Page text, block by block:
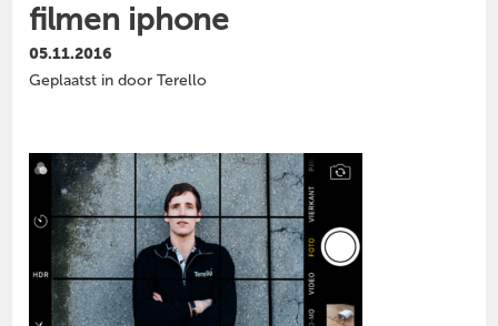
filmen iphone
05.11.2016
Geplaatst in door Terello